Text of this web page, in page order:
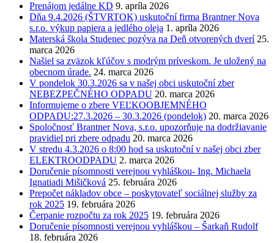
Prenájom jedálne KD 9. apríla 2026
Dňa 9.4.2026 (ŠTVRTOK) uskutoční firma Brantner Nova
s.r.o. výkup papiera a jedlého oleja 1. apríla 2026
Materská škola Studenec pozýva na Deň otvorených dverí 25.
marca 2026
Našiel sa zväzok kľúčov s modrým príveskom. Je uložený na
obecnom úrade. 24. marca 2026
V pondelok 30.3.2026 sa v našej obci uskutoční zber
NEBEZPEČNÉHO ODPADU 20. marca 2026
Informujeme o zbere VEĽKOOBJEMNÉHO
ODPADU:27.3.2026 – 30.3.2026 (pondelok) 20. marca 2026
Spoločnosť Brantner Nova, s.r.o. upozorňuje na dodržiavanie
pravidiel pri zbere odpadu 20. marca 2026
V stredu 4.3.2026 o 8:00 hod sa uskutoční v našej obci zber
ELEKTROODPADU 2. marca 2026
Doručenie písomnosti verejnou vyhláškou- Ing. Michaela
Ignatiadi Mišičková 25. februára 2026
Prepočet nákladov obce – poskytovateľ sociálnej služby za
rok 2025 19. februára 2026
Čerpanie rozpočtu za rok 2025 19. februára 2026
Doručenie písomnosti verejnou vyhláškou – Šarkaň Rudolf
18. februára 2026